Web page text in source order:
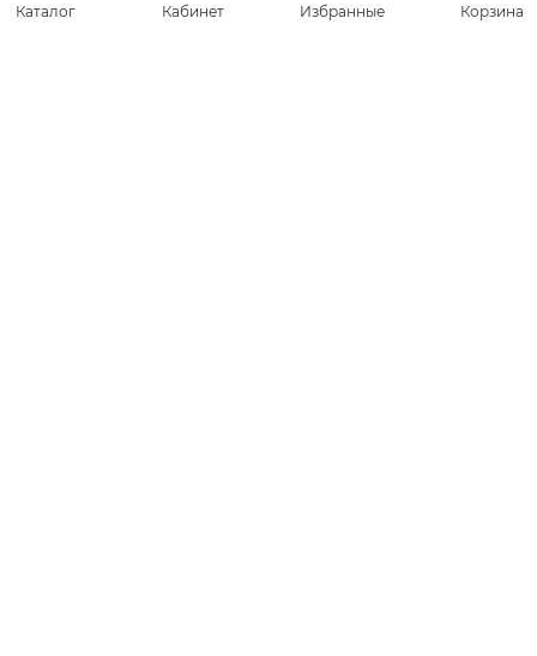
Каталог Кабинет Избранные Корзина